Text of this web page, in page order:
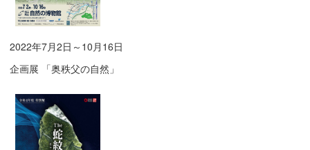
2022年7月2日～10月16日
企画展 「奥秩父の自然」